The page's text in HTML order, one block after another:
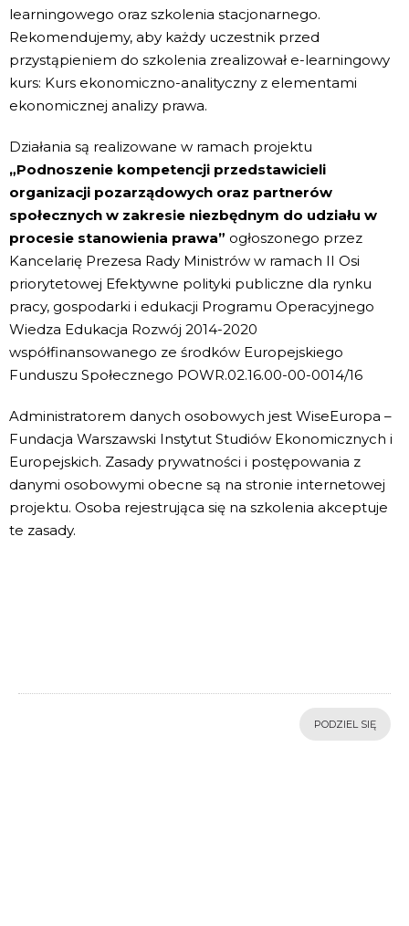
learningowego oraz szkolenia stacjonarnego.
Rekomendujemy, aby każdy uczestnik przed
przystąpieniem do szkolenia zrealizował e-learningowy
kurs: Kurs ekonomiczno-analityczny z elementami
ekonomicznej analizy prawa.
Działania są realizowane w ramach projektu
„Podnoszenie kompetencji przedstawicieli
organizacji pozarządowych oraz partnerów
społecznych w zakresie niezbędnym do udziału w
procesie stanowienia prawa” ogłoszonego przez
Kancelarię Prezesa Rady Ministrów w ramach II Osi
priorytetowej Efektywne polityki publiczne dla rynku
pracy, gospodarki i edukacji Programu Operacyjnego
Wiedza Edukacja Rozwój 2014-2020
współfinansowanego ze środków Europejskiego
Funduszu Społecznego POWR.02.16.00-00-0014/16
Administratorem danych osobowych jest WiseEuropa –
Fundacja Warszawski Instytut Studiów Ekonomicznych i
Europejskich. Zasady prywatności i postępowania z
danymi osobowymi obecne są na stronie internetowej
projektu. Osoba rejestrująca się na szkolenia akceptuje
te zasady.
PODZIEL SIĘ